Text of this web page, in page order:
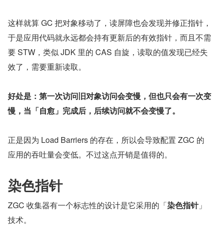
这样就算 GC 把对象移动了，读屏障也会发现并修正指针，
于是应用代码就永远都会持有更新后的有效指针，而且不需
要 STW，类似 JDK 里的 CAS 自旋，读取的值发现已经失
效了，需要重新读取。
好处是：第一次访问旧对象访问会变慢，但也只会有一次变
慢，当「自愈」完成后，后续访问就不会变慢了。
正是因为 Load Barriers 的存在，所以会导致配置 ZGC 的
应用的吞吐量会变低。不过这点开销是值得的。
染色指针
ZGC 收集器有一个标志性的设计是它采用的「染色指针」
技术。